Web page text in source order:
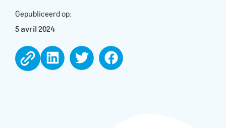
Gepubliceerd op:
5 avril 2024